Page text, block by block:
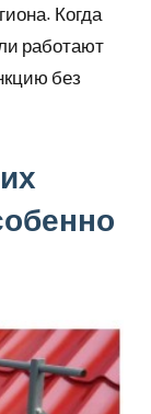
Когда
работают
без